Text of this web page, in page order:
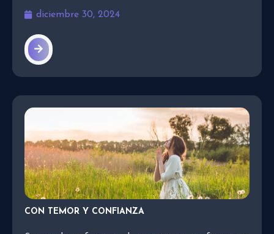
diciembre 30, 2024
CON TEMOR Y CONFIANZA